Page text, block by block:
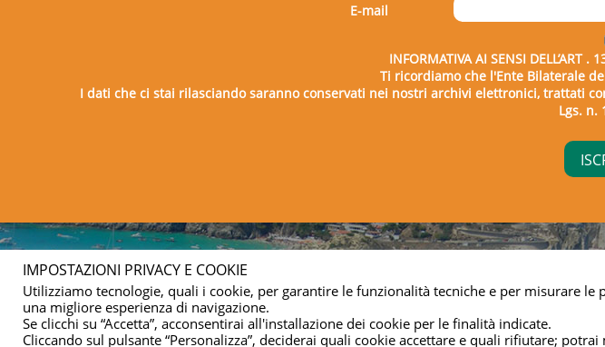
E-mail
INFORMATIVA AI SENSI DELL’ART
Ti ricordiamo che l'Ente Bilaterale
I dati che ci stai rilasciando saranno conservati nei nostri archivi elettronici, trattati
Lgs. n.
IMPOSTAZIONI PRIVACY E COOKIE
Utilizziamo tecnologie, quali i cookie, per garantire le funzionalità tecniche e per misurare
una migliore esperienza di navigazione.
Se clicchi su “Accetta”, acconsentirai all'installazione dei cookie per le finalità indicate.
Cliccando sul pulsante “Personalizza”, deciderai quali cookie accettare e quali rifiutare;